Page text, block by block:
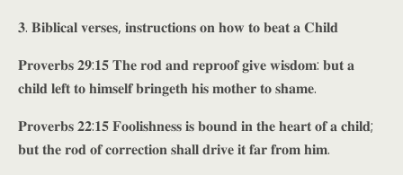
𝟑. 𝐁𝐢𝐛𝐥𝐢𝐜𝐚𝐥 𝐯𝐞𝐫𝐬𝐞𝐬, 𝐢𝐧𝐬𝐭𝐫𝐮𝐜𝐭𝐢𝐨𝐧𝐬 𝐨𝐧 𝐡𝐨𝐰 𝐭𝐨 𝐛𝐞𝐚𝐭 𝐚 𝐂𝐡𝐢𝐥𝐝
𝐏𝐫𝐨𝐯𝐞𝐫𝐛𝐬 𝟐𝟗:𝟏𝟓 𝐓𝐡𝐞 𝐫𝐨𝐝 𝐚𝐧𝐝 𝐫𝐞𝐩𝐫𝐨𝐨𝐟 𝐠𝐢𝐯𝐞 𝐰𝐢𝐬𝐝𝐨𝐦: 𝐛𝐮𝐭 𝐚
𝐜𝐡𝐢𝐥𝐝 𝐥𝐞𝐟𝐭 𝐭𝐨 𝐡𝐢𝐦𝐬𝐞𝐥𝐟 𝐛𝐫𝐢𝐧𝐠𝐞𝐭𝐡 𝐡𝐢𝐬 𝐦𝐨𝐭𝐡𝐞𝐫 𝐭𝐨 𝐬𝐡𝐚𝐦𝐞.
𝐏𝐫𝐨𝐯𝐞𝐫𝐛𝐬 𝟐𝟐:𝟏𝟓 𝐅𝐨𝐨𝐥𝐢𝐬𝐡𝐧𝐞𝐬𝐬 𝐢𝐬 𝐛𝐨𝐮𝐧𝐝 𝐢𝐧 𝐭𝐡𝐞 𝐡𝐞𝐚𝐫𝐭 𝐨𝐟 𝐚 𝐜𝐡𝐢𝐥𝐝;
𝐛𝐮𝐭 𝐭𝐡𝐞 𝐫𝐨𝐝 𝐨𝐟 𝐜𝐨𝐫𝐫𝐞𝐜𝐭𝐢𝐨𝐧 𝐬𝐡𝐚𝐥𝐥 𝐝𝐫𝐢𝐯𝐞 𝐢𝐭 𝐟𝐚𝐫 𝐟𝐫𝐨𝐦 𝐡𝐢𝐦.